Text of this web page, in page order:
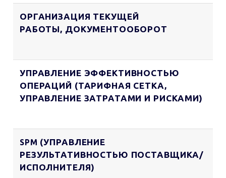
ОРГАНИЗАЦИЯ ТЕКУЩЕЙ
РАБОТЫ, ДОКУМЕНТООБОРОТ
УПРАВЛЕНИЕ ЭФФЕКТИВНОСТЬЮ
ОПЕРАЦИЙ (ТАРИФНАЯ СЕТКА,
УПРАВЛЕНИЕ ЗАТРАТАМИ И РИСКАМИ)
SPM (УПРАВЛЕНИЕ
РЕЗУЛЬТАТИВНОСТЬЮ ПОСТАВЩИКА/
ИСПОЛНИТЕЛЯ)